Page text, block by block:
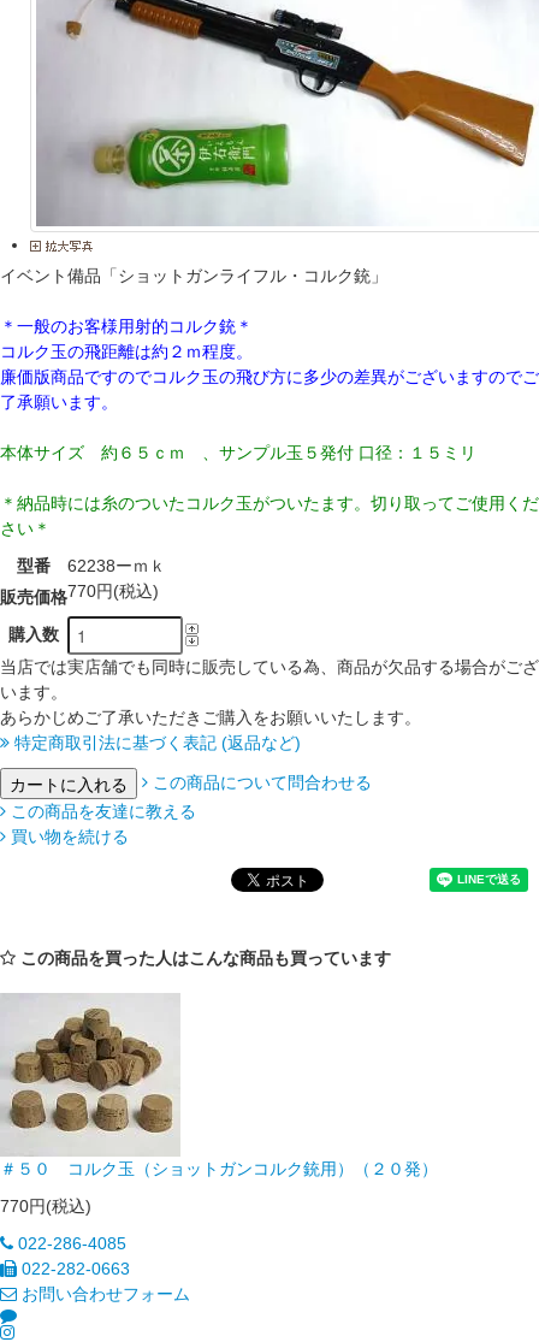
イベント備品「ショットガンライフル・コルク銃」
＊一般のお客様用射的コルク銃＊
コルク玉の飛距離は約２ｍ程度。
廉価版商品ですのでコルク玉の飛び方に多少の差異がございますのでご
了承願います。
本体サイズ 約６５ｃｍ 、サンプル玉５発付 口径：１５ミリ
＊納品時には糸のついたコルク玉がついたます。切り取ってご使用くだ
さい＊
型番
62238ーｍｋ
販売価格770円(税込)
購入数
当店では実店舗でも同時に販売している為、商品が欠品する場合がござ
います。
あらかじめご了承いただきご購入をお願いいたします。
特定商取引法に基づく表記 (返品など)
この商品について問合わせる
この商品を友達に教える
買い物を続ける
この商品を買った人はこんな商品も買っています
＃５０ コルク玉（ショットガンコルク銃用）（２０発）
770円(税込)
022-286-4085
022-282-0663
お問い合わせフォーム